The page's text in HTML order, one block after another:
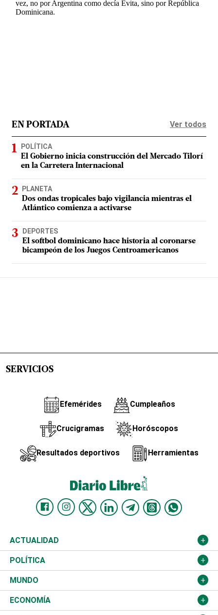
EN PORTADA Ver todos
POLÍTICA
El Gobierno inicia construcción del Mercado Tilorí
en la Carretera Internacional
PLANETA
Dos ondas tropicales bajo vigilancia mientras el
Atlántico comienza a activarse
DEPORTES
El softbol dominicano hace historia al coronarse
bicampeón de los Juegos Centroamericanos
SERVICIOS
Efemérides Cumpleaños
Crucigramas Horóscopos
Resultados deportivos Herramientas
ACTUALIDAD
Nacional
Ciudad
Educación
POLÍTICA
Partidos
JCE
MUNDO
Estados Unidos
ECONOMÍA